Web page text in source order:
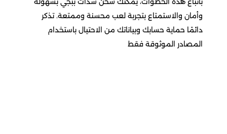
Wuthering Waves
النجاة بالصقيع
وأمان والاستمتاع بتجربة لعب محسنة وممتعة. تذكر
دائمًا حماية حسابك وبياناتك من الاحتيال باستخدام
المصادر الموثوقة فقط